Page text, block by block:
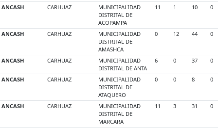
ANCASH CARHUAZ
MUNICIPALIDAD
DISTRITAL DE
ACOPAMPA
11 1 10 0
ANCASH CARHUAZ
MUNICIPALIDAD
DISTRITAL DE
AMASHCA
0 12 44 0
ANCASH CARHUAZ
MUNICIPALIDAD
DISTRITAL DE ANTA
6 0 37 0
ANCASH CARHUAZ
MUNICIPALIDAD
DISTRITAL DE
ATAQUERO
0 0 8 0
ANCASH CARHUAZ
MUNICIPALIDAD
DISTRITAL DE
MARCARA
11 3 31 0